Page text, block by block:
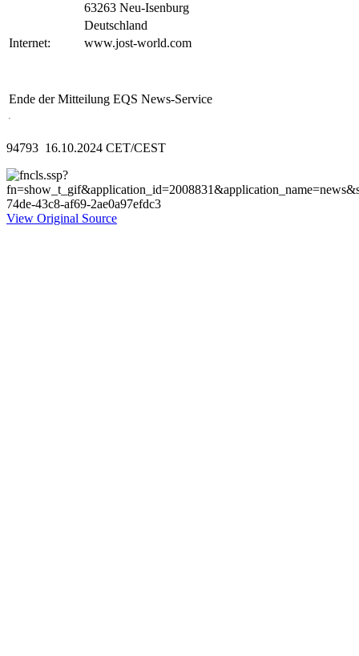
63263 Neu-Isenburg
Deutschland
Internet:
www.jost-world.com
Ende der Mitteilung EQS News-Service
94793 16.10.2024 CET/CEST
View Original Source